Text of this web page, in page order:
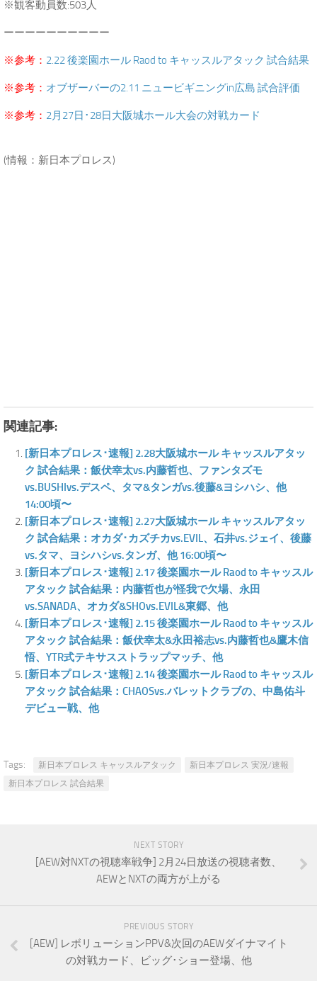
※観客動員数:503人
ーーーーーーーーーー
※参考： 2.22 後楽園ホール Raod to キャッスルアタック 試合結果
※参考： オブザーバーの2.11 ニュービギニングin広島 試合評価
※参考： 2月27日･28日大阪城ホール大会の対戦カード
(情報：新日本プロレス)
関連記事:
[新日本プロレス･速報] 2.28大阪城ホール キャッスルアタッ
ク 試合結果：飯伏幸太vs.内藤哲也、ファンタズモ
vs.BUSHIvs.デスペ、タマ&タンガvs.後藤&ヨシハシ、他
14:00頃〜
[新日本プロレス･速報] 2.27大阪城ホール キャッスルアタッ
ク 試合結果：オカダ･カズチカvs.EVIL、石井vs.ジェイ、後藤
vs.タマ、ヨシハシvs.タンガ、他 16:00頃〜
[新日本プロレス･速報] 2.17 後楽園ホール Raod to キャッスル
アタック 試合結果：内藤哲也が怪我で欠場、永田
vs.SANADA、オカダ&SHOvs.EVIL&東郷、他
[新日本プロレス･速報] 2.15 後楽園ホール Raod to キャッスル
アタック 試合結果：飯伏幸太&永田裕志vs.内藤哲也&鷹木信
悟、YTR式テキサスストラップマッチ、他
[新日本プロレス･速報] 2.14 後楽園ホール Raod to キャッスル
アタック 試合結果：CHAOSvs.バレットクラブの、中島佑斗
デビュー戦、他
Tags: 新日本プロレス キャッスルアタック
新日本プロレス 実況/速報
新日本プロレス 試合結果
NEXT STORY
[AEW対NXTの視聴率戦争] 2月24日放送の視聴者数、
AEWとNXTの両方が上がる
PREVIOUS STORY
[AEW] レボリューションPPV&次回のAEWダイナマイト
の対戦カード、ビッグ･ショー登場、他